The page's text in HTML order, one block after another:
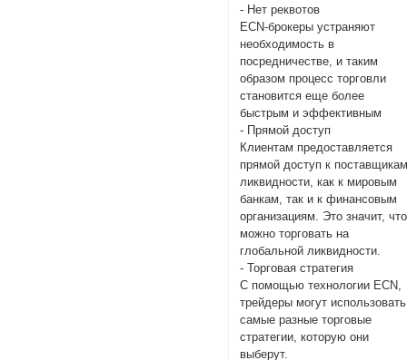
- Нет реквотов
ECN-брокеры устраняют
необходимость в
посредничестве, и таким
образом процесс торговли
становится еще более
быстрым и эффективным
- Прямой доступ
Клиентам предоставляется
прямой доступ к
ликвидности, как к мировым
банкам, так и к финансовым
организациям. Это значит, что
можно торговать на
глобальной ликвидности.
- Торговая стратегия
С помощью технологии ECN,
трейдеры могут использовать
самые разные торговые
стратегии, которую они
выберут.